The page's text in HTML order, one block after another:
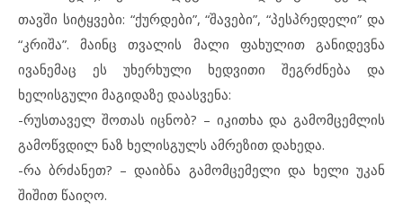
თავში სიტყვები: “ქურდები”, “შავები”, “პესპრედელი” და
“კრიშა”. მაინც თვალის მალი ფახულით განიდევნა
ივანემაც ეს უხერხული ხედვითი შეგრძნება და
ხელისგული მაგიდაზე დაასვენა:
-რუსთაველ შოთას იცნობ? – იკითხა და გამომცემლის
გამოწვდილ ნაზ ხელისგულს ამრეზით დახედა.
-რა ბრძანეთ? – დაიბნა გამომცემელი და ხელი უკან
შიშით წაიღო.